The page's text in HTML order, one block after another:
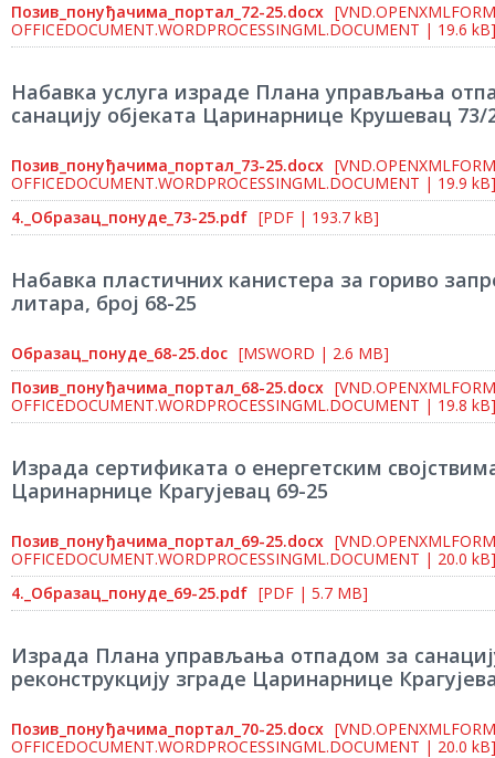
Позив_понуђачима_портал_72-25.docx
OFFICEDOCUMENT.WORDPROCESSINGML.DOCUMENT | 19.6 kB]
Набавка услуга израде Плана управљања
санацију објеката Царинарнице Крушевац 73/
Позив_понуђачима_портал_73-25.docx
OFFICEDOCUMENT.WORDPROCESSINGML.DOCUMENT | 19.9 kB]
4._Образац_понуде_73-25.pdf [PDF | 193.7 kB]
Набавка пластичних канистера за гориво
литара, број 68-25
Образац_понуде_68-25.doc [MSWORD | 2.6 MB]
Позив_понуђачима_портал_68-25.docx
OFFICEDOCUMENT.WORDPROCESSINGML.DOCUMENT | 19.8 kB]
Израда сертификата о енергетским
Царинарнице Крагујевац 69-25
Позив_понуђачима_портал_69-25.docx
OFFICEDOCUMENT.WORDPROCESSINGML.DOCUMENT | 20.0 kB]
4._Образац_понуде_69-25.pdf [PDF | 5.7 MB]
Израда Плана управљања отпадом за
реконструкцију зграде Царинарнице
Позив_понуђачима_портал_70-25.docx
OFFICEDOCUMENT.WORDPROCESSINGML.DOCUMENT | 20.0 kB]